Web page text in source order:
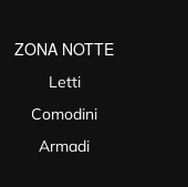
ZONA NOTTE
Letti
Comodini
Armadi